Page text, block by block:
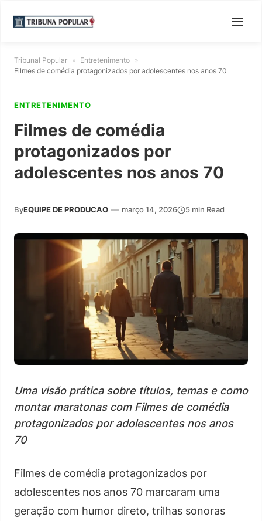
Tribunal Popular » Entretenimento »
Filmes de comédia protagonizados por adolescentes nos anos 70
ENTRETENIMENTO
Filmes de comédia
protagonizados por
adolescentes nos anos 70
ByEQUIPE DE PRODUCAO — março 14, 2026 5 min Read
Uma visão prática sobre títulos, temas e como
montar maratonas com Filmes de comédia
protagonizados por adolescentes nos anos
70
Filmes de comédia protagonizados por
adolescentes nos anos 70 marcaram uma
geração com humor direto, trilhas sonoras